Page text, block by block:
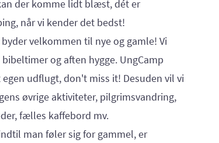
der komme lidt blæst, dét er
når vi kender det bedst!
velkommen til nye og gamle! Vi
og aften hygge. UngCamp
udflugt, don't miss it! Desuden vil vi
øvrige aktiviteter, pilgrimsvandring,
fælles kaffebord mv.
man føler sig for gammel, er